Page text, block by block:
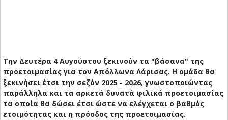
Την Δευτέρα 4 Αυγούστου ξεκινούν τα "βάσανα" της
προετοιμασίας για τον Απόλλωνα Λάρισας. Η ομάδα θα
ξεκινήσει έτσι την σεζόν 2025 - 2026, γνωστοποιώντας
παράλληλα και τα αρκετά δυνατά φιλικά προετοιμασίας
τα οποία θα δώσει έτσι ώστε να ελέγχεται ο βαθμός
ετοιμότητας και η πρόοδος της προετοιμασίας.